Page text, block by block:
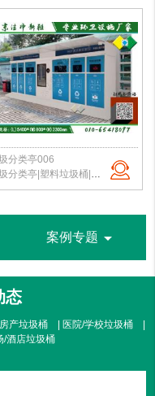
分类亭006
|塑料垃圾桶|户外垃圾站|公园垃圾桶|学校分类垃圾亭|北京垃圾桶厂家
案例专题 arrow_drop_down
态
产垃圾桶 | 医院/学校垃圾桶 |
店垃圾桶